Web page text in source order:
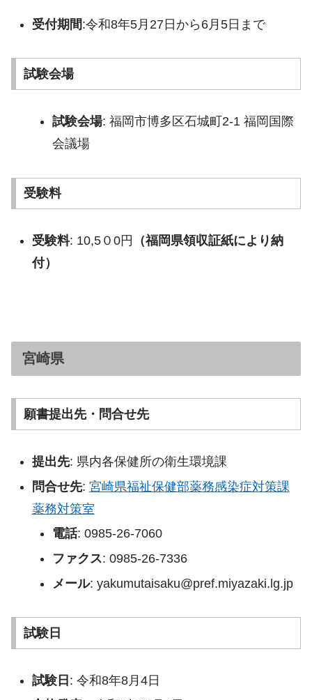
受付期間:令和8年5月27日から6月5日まで
試験会場
試験会場: 福岡市博多区石城町2-1 福岡国際
会議場
受験料
受験料: 10,5０0円
（福岡県領収証紙により納
付）
宮崎県
願書提出先・問合せ先
提出先: 県内各保健所の衛生環境課
問合せ先: 宮崎県福祉保健部薬務感染症対策課
薬務対策室
電話: 0985-26-7060
ファクス: 0985-26-7336
メール: yakumutaisaku@pref.miyazaki.lg.jp
試験日
試験日 : 令和8年8月4日